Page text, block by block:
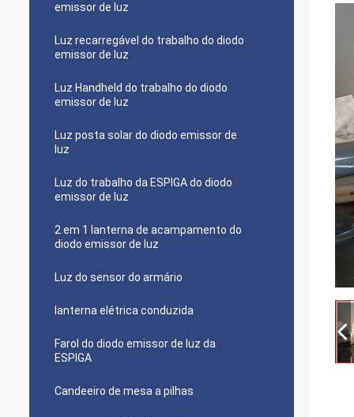
emissor de luz
Luz recarregável do trabalho do diodo
emissor de luz
Luz Handheld do trabalho do diodo
emissor de luz
Luz posta solar do diodo emissor de
luz
Luz do trabalho da ESPIGA do diodo
emissor de luz
2 em 1 lanterna de acampamento do
diodo emissor de luz
Luz do sensor do armário
lanterna elétrica conduzida
Farol do diodo emissor de luz da
ESPIGA
Candeeiro de mesa a pilhas